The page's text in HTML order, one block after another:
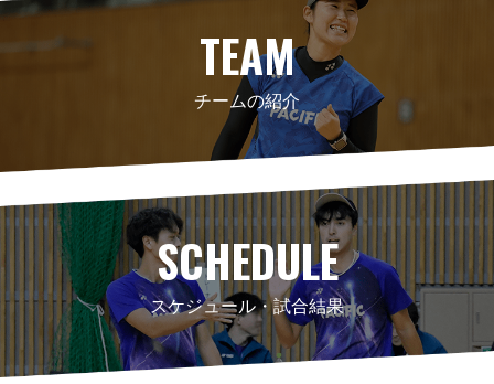
TEAM
チームの紹介
SCHEDULE
スケジュール・試合結果